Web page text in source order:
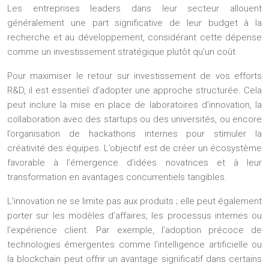
Les entreprises leaders dans leur secteur allouent
généralement une part significative de leur budget à la
recherche et au développement, considérant cette dépense
comme un investissement stratégique plutôt qu’un coût.
Pour maximiser le retour sur investissement de vos efforts
R&D, il est essentiel d’adopter une approche structurée. Cela
peut inclure la mise en place de laboratoires d’innovation, la
collaboration avec des startups ou des universités, ou encore
l’organisation de hackathons internes pour stimuler la
créativité des équipes. L’objectif est de créer un écosystème
favorable à l’émergence d’idées novatrices et à leur
transformation en avantages concurrentiels tangibles.
L’innovation ne se limite pas aux produits ; elle peut également
porter sur les modèles d’affaires, les processus internes ou
l’expérience client. Par exemple, l’adoption précoce de
technologies émergentes comme l’intelligence artificielle ou
la blockchain peut offrir un avantage significatif dans certains